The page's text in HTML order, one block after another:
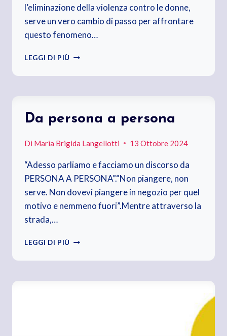
l’eliminazione della violenza contro le donne,
serve un vero cambio di passo per affrontare
questo fenomeno…
LEGGI DI PIÙ VIOLENZA
GENERE.
Da persona a persona
Di Maria Brigida Langellotti 13 Ottobre 2024
“Adesso parliamo e facciamo un discorso da
PERSONA A PERSONA”.“Non piangere, non
serve. Non dovevi piangere in negozio per quel
motivo e nemmeno fuori”.Mentre attraverso la
strada,…
LEGGI DI PIÙ DA
A